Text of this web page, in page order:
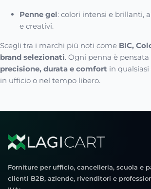
Penne gel: colori intensi e brillanti,
e creativi.
Scegli tra i marchi più noti come BIC,
brand selezionati. Ogni penna è
precisione, durata e comfort in qualsiasi
in ufficio o nel tempo libero.
Forniture per ufficio, cancelleria, scuola e
clienti B2B, aziende, rivenditori e